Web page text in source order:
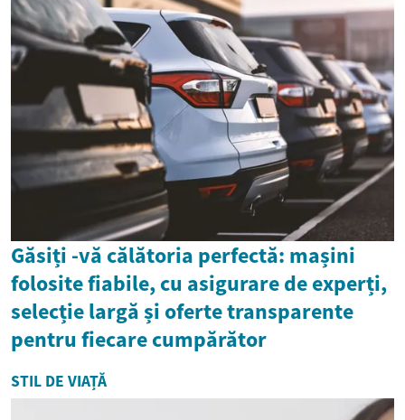
Găsiți -vă călătoria perfectă: mașini
folosite fiabile, cu asigurare de experți,
selecție largă și oferte transparente
pentru fiecare cumpărător
STIL DE VIAȚĂ